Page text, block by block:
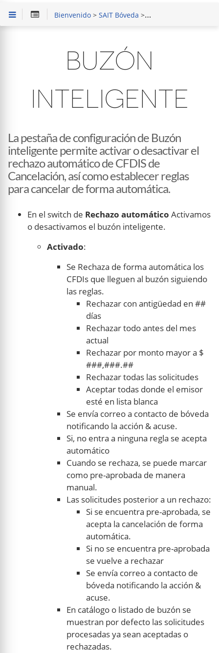
Bienvenido> SAIT Bóveda > Configurar
BUZÓN
INTELIGENTE
La pestaña de configuración de Buzón
inteligente permite activar o desactivar el
rechazo automático de CFDIS de
Cancelación, así como establecer reglas
para cancelar de forma automática.
En el switch de Rechazo automático Activamos
o desactivamos el buzón inteligente.
Activado:
Se Rechaza de forma automática los
CFDIs que lleguen al buzón siguiendo
las reglas.
Rechazar con antigüedad en ##
días
Rechazar todo antes del mes
actual
Rechazar por monto mayor a $
###,###.##
Rechazar todas las solicitudes
Aceptar todas donde el emisor
esté en lista blanca
Se envía correo a contacto de bóveda
notificando la acción & acuse.
Si, no entra a ninguna regla se acepta
automático
Cuando se rechaza, se puede marcar
como pre-aprobada de manera
manual.
Las solicitudes posterior a un rechazo:
Si se encuentra pre-aprobada, se
acepta la cancelación de forma
automática.
Si no se encuentra pre-aprobada
se vuelve a rechazar
Se envía correo a contacto de
bóveda notificando la acción &
acuse.
En catálogo o listado de buzón se
muestran por defecto las solicitudes
procesadas ya sean aceptadas o
rechazadas.